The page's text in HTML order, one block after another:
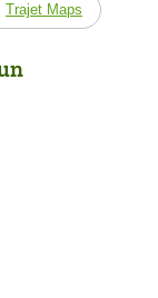
Trajet Maps